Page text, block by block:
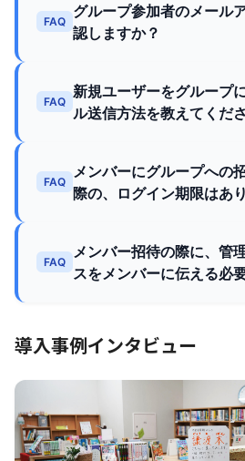
FAQ
グループ参加者のメール
認しますか？
FAQ
新規ユーザーをグループ
ル送信方法を教えてくださ
FAQ
メンバーにグループへの
際の、ログイン期限はあ
FAQ
メンバー招待の際に、管
スをメンバーに伝える必
導入事例インタビュー